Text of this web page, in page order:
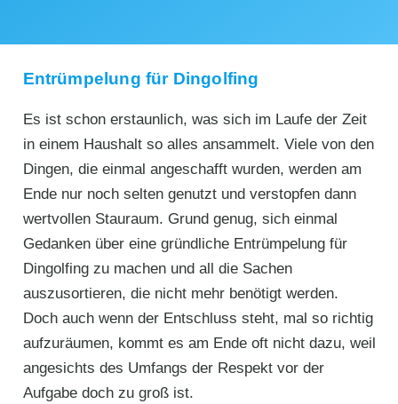
Entrümpelung für Dingolfing
Es ist schon erstaunlich, was sich im Laufe der Zeit
in einem Haushalt so alles ansammelt. Viele von den
Dingen, die einmal angeschafft wurden, werden am
Ende nur noch selten genutzt und verstopfen dann
wertvollen Stauraum. Grund genug, sich einmal
Gedanken über eine gründliche Entrümpelung für
Dingolfing zu machen und all die Sachen
auszusortieren, die nicht mehr benötigt werden.
Doch auch wenn der Entschluss steht, mal so richtig
aufzuräumen, kommt es am Ende oft nicht dazu, weil
angesichts des Umfangs der Respekt vor der
Aufgabe doch zu groß ist.